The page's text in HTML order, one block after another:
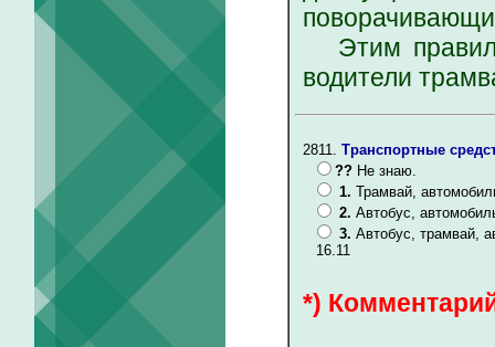
Этим
водители
2811. Транспортные
?? Не знаю.
1. Трамвай,
2. Автобус,
3. Автобус, трамвай,
16.11
*)